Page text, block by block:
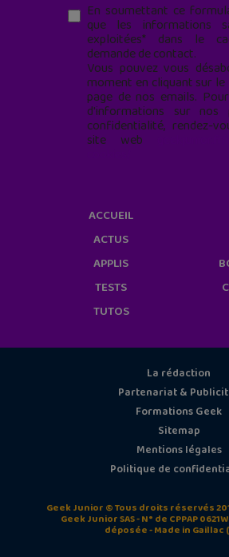
En soumettant ce
que les informations
exploitées* dans le
demande de contact.
Vous pouvez vous
moment en cliquant sur le
page de nos emails.
d'informations sur nos
confidentialité, rendez-
site web
ACCUEIL
ACTUS
APPLIS
TESTS
TUTOS
La rédaction
Partenariat &
Formations Geek
Sitemap
Mentions légales
Politique de
Geek Junior © Tous droits réservés
Geek Junior SAS - N° de CPPAP
déposée - Made in Gaillac